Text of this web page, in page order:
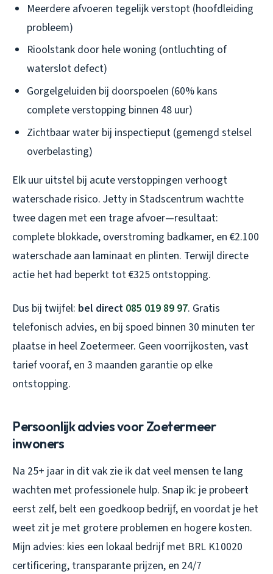
Meerdere afvoeren tegelijk verstopt (hoofdleiding
probleem)
Rioolstank door hele woning (ontluchting of
waterslot defect)
Gorgelgeluiden bij doorspoelen (60% kans
complete verstopping binnen 48 uur)
Zichtbaar water bij inspectieput (gemengd stelsel
overbelasting)
Elk uur uitstel bij acute verstoppingen verhoogt
waterschade risico. Jetty in Stadscentrum wachtte
twee dagen met een trage afvoer—resultaat:
complete blokkade, overstroming badkamer, en €2.100
waterschade aan laminaat en plinten. Terwijl directe
actie het had beperkt tot €325 ontstopping.
Dus bij twijfel: bel direct 085 019 89 97. Gratis
telefonisch advies, en bij spoed binnen 30 minuten ter
plaatse in heel Zoetermeer. Geen voorrijkosten, vast
tarief vooraf, en 3 maanden garantie op elke
ontstopping.
Persoonlijk advies voor Zoetermeer
inwoners
Na 25+ jaar in dit vak zie ik dat veel mensen te lang
wachten met professionele hulp. Snap ik: je probeert
eerst zelf, belt een goedkoop bedrijf, en voordat je het
weet zit je met grotere problemen en hogere kosten.
Mijn advies: kies een lokaal bedrijf met BRL K10020
certificering, transparante prijzen, en 24/7